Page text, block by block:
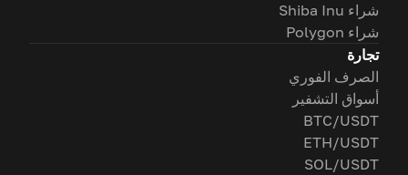
شراء Shiba Inu
شراء Polygon
تجارة
الصرف الفوري
أسواق التشفير
BTC/USDT
ETH/USDT
SOL/USDT